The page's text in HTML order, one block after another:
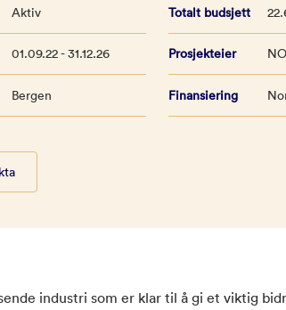
Aktiv
01.09.22 - 31.12.26
Bergen
Totalt budsjett
Prosjekteier
Finansiering
industri som er klar til å gi et viktig